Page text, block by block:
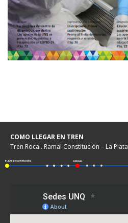
COMO LLEGAR EN TREN
Tren Roca . Ramal Constitución – La Plata